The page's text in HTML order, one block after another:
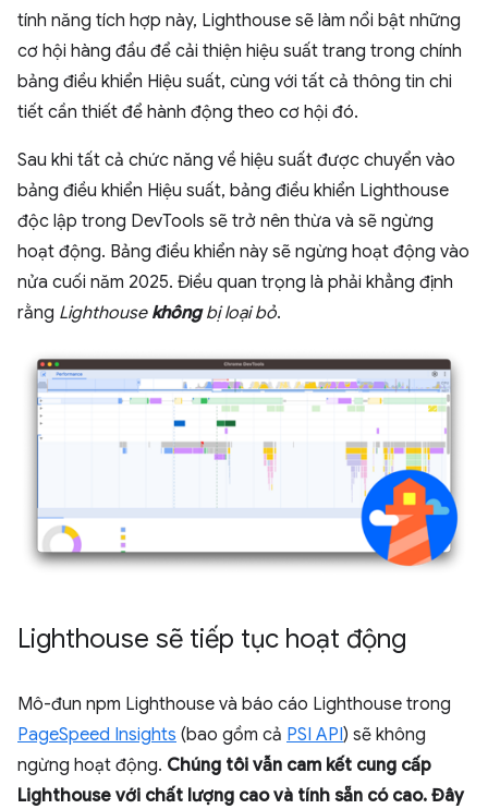
tính năng tích hợp này, Lighthouse sẽ làm nổi bật những
cơ hội hàng đầu để cải thiện hiệu suất trang trong chính
bảng điều khiển Hiệu suất, cùng với tất cả thông tin chi
tiết cần thiết để hành động theo cơ hội đó.
Sau khi tất cả chức năng về hiệu suất được chuyển vào
bảng điều khiển Hiệu suất, bảng điều khiển Lighthouse
độc lập trong DevTools sẽ trở nên thừa và sẽ ngừng
hoạt động. Bảng điều khiển này sẽ ngừng hoạt động vào
nửa cuối năm 2025. Điều quan trọng là phải khẳng định
rằng Lighthouse khôngbị loại bỏ.
Lighthouse sẽ tiếp tục hoạt động
Mô-đun npm Lighthouse và báo cáo Lighthouse trong
PageSpeed Insights (bao gồm cả PSI API) sẽ không
ngừng hoạt động. Chúng tôi vẫn cam kết cung cấp
Lighthouse với chất lượng cao và tính sẵn có cao. Đây